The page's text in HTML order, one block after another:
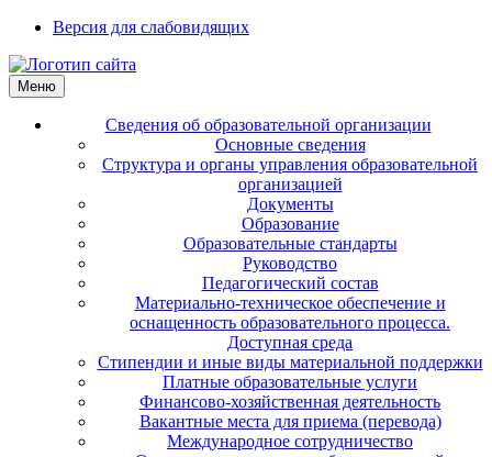
Версия для слабовидящих
Меню
Сведения об образовательной организации
Основные сведения
Структура и органы управления образовательной
организацией
Документы
Образование
Образовательные стандарты
Руководство
Педагогический состав
Материально-техническое обеспечение и
оснащенность образовательного процесса.
Доступная среда
Стипендии и иные виды материальной поддержки
Платные образовательные услуги
Финансово-хозяйственная деятельность
Вакантные места для приема (перевода)
Международное сотрудничество